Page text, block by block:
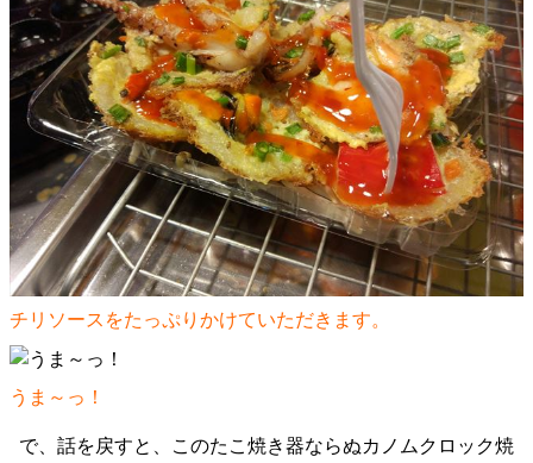
チリソースをたっぷりかけていただきます。
うま～っ！
で、話を戻すと、このたこ焼き器ならぬカノムクロック焼